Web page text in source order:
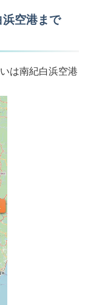
空港まで
は南紀白浜空港